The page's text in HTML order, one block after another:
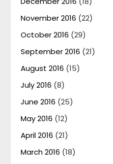
November 2016 (22)
October 2016 (29)
September 2016 (21)
August 2016 (15)
July 2016 (8)
June 2016 (25)
May 2016 (12)
April 2016 (21)
March 2016 (18)